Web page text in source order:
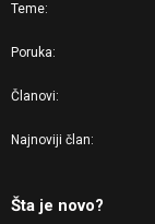
Teme
Poruka
Članovi
Najnoviji član
Šta je novo?